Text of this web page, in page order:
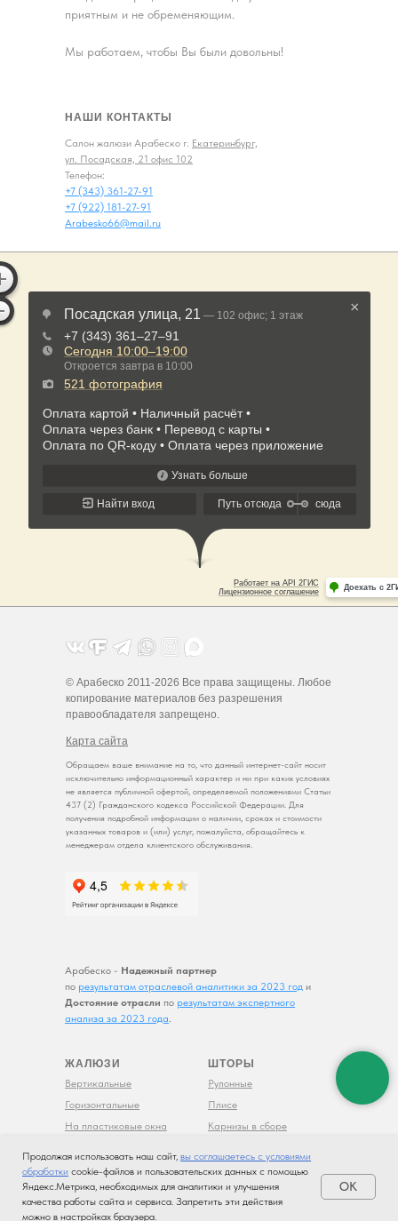
Продолжая использовать наш сайт, вы соглашаетесь с условиями
обработки cookie-файлов и пользовательских данных с помощью
Яндекс.Метрика, необходимых для аналитики и улучшения
качества работы сайта и сервиса. Запретить эти действия
можно в настройках браузера.
OK
приятным и не обременяющим.
Мы работаем, чтобы Вы были довольны!
Салон жалюзи Арабеско г. Екатеринбург,
ул. Посадская, 21 офис 102
Телефон:
+7 (343) 361-27-91
+7 (922) 181-27-91
Arabesko66@mail.ru
НАШИ КОНТАКТЫ
Рулонные
Плисе
Карнизы в сборе
Фотогалерея
ШТОРЫ
Вертикальные
Горизонтальные
На пластиковые окна
С фотопечатью
ЖАЛЮЗИ
© Арабеско 2011-2026 Все права защищены. Любое
копирование материалов без разрешения
правообладателя запрещено.
Карта сайта
Обращаем ваше внимание на то, что данный интернет-сайт носит
исключительно информационный характер и ни при каких условиях
не является публичной офертой, определяемой положениями Статьи
437 (2) Гражданского кодекса Российской Федерации. Для
получения подробной информации о наличии, сроках и стоимости
указанных товаров и (или) услуг, пожалуйста, обращайтесь к
менеджерам отдела клиентского обслуживания.
Политика конфидициальности
Согласие на обработку персональных данных
Арабеско - Надежный партнер
по результатам отраслевой аналитики за 2023 год и
Достояние отрасли по результатам экспертного
анализа за 2023 года